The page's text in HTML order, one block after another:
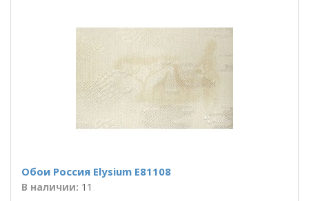
Обои Россия Elysium Е81108
В наличии: 11